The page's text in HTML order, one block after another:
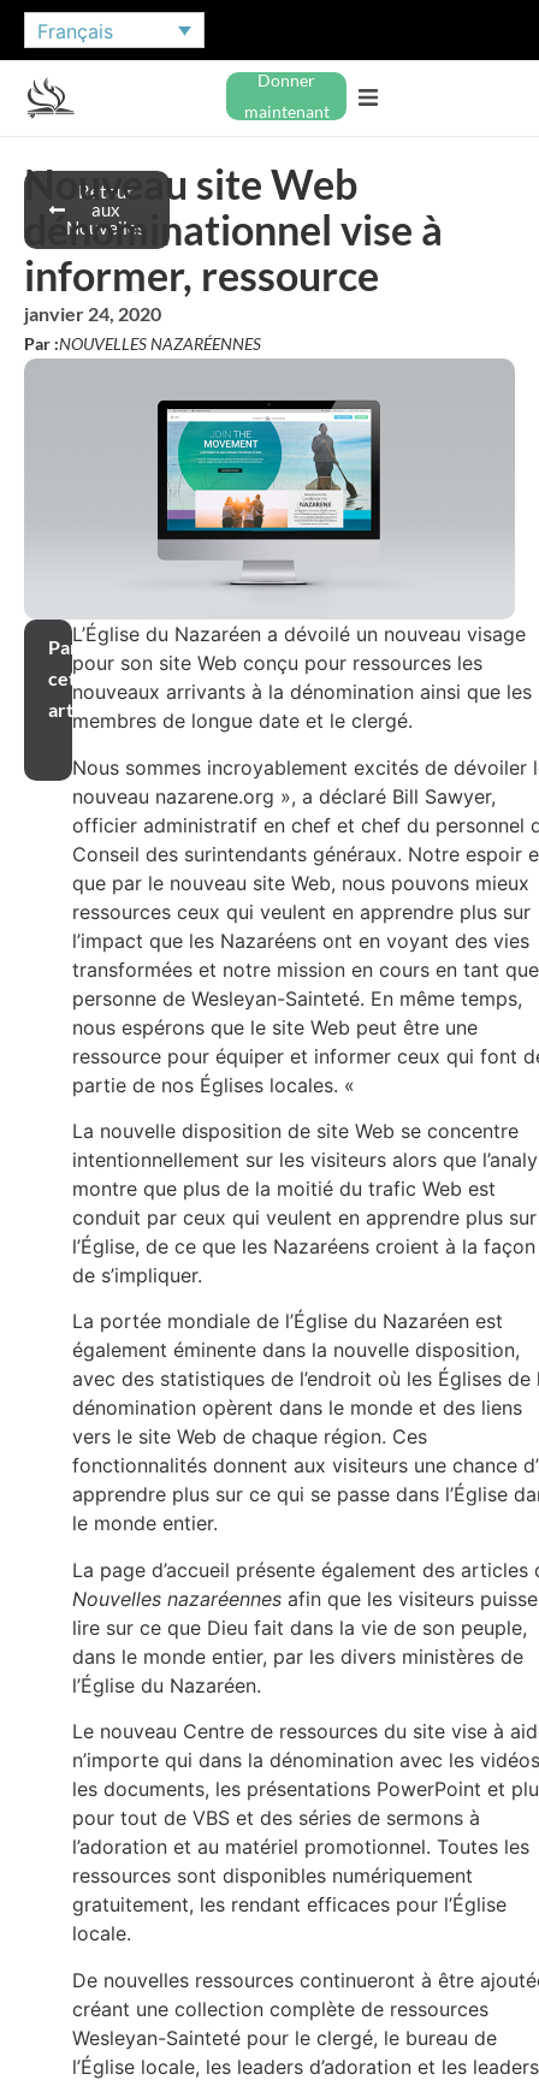
Français
Donner
maintenant
Retour
aux
Nouvelles
Nouveau site Web
dénominationnel vise à
informer, ressource
janvier 24, 2020
Par :NOUVELLES NAZARÉENNES
Partager
cet
article
L’Église du Nazaréen a dévoilé un nouveau visage
pour son site Web conçu pour ressources les
nouveaux arrivants à la dénomination ainsi que les
membres de longue date et le clergé.
Nous sommes incroyablement excités de dévoiler
nouveau nazarene.org », a déclaré Bill Sawyer,
officier administratif en chef et chef du personnel
Conseil des surintendants généraux. Notre espoir
que par le nouveau site Web, nous pouvons mieux
ressources ceux qui veulent en apprendre plus sur
l’impact que les Nazaréens ont en voyant des vies
transformées et notre mission en cours en tant que
personne de Wesleyan-Sainteté. En même temps,
nous espérons que le site Web peut être une
ressource pour équiper et informer ceux qui font
partie de nos Églises locales. «
La nouvelle disposition de site Web se concentre
intentionnellement sur les visiteurs alors que
montre que plus de la moitié du trafic Web est
conduit par ceux qui veulent en apprendre plus sur
l’Église, de ce que les Nazaréens croient à la façon
de s’impliquer.
La portée mondiale de l’Église du Nazaréen est
également éminente dans la nouvelle disposition,
avec des statistiques de l’endroit où les Églises de
dénomination opèrent dans le monde et des liens
vers le site Web de chaque région. Ces
fonctionnalités donnent aux visiteurs une chance
apprendre plus sur ce qui se passe dans l’Église
le monde entier.
La page d’accueil présente également des articles
Nouvelles nazaréennes afin que les visiteurs
lire sur ce que Dieu fait dans la vie de son peuple,
dans le monde entier, par les divers ministères de
l’Église du Nazaréen.
Le nouveau Centre de ressources du site vise à
n’importe qui dans la dénomination avec les
les documents, les présentations PowerPoint et
pour tout de VBS et des séries de sermons à
l’adoration et au matériel promotionnel. Toutes les
ressources sont disponibles numériquement
gratuitement, les rendant efficaces pour l’Église
locale.
De nouvelles ressources continueront à être
créant une collection complète de ressources
Wesleyan-Sainteté pour le clergé, le bureau de
l’Église locale, les leaders d’adoration et les leaders